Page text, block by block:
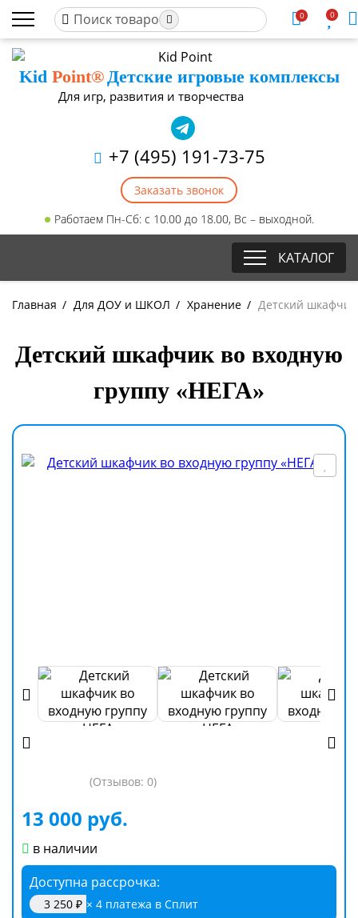
0 0
KidPoint®Детские игровые комплексы
Для игр, развития и творчества
+7 (495) 191-73-75
Заказать звонок
Работаем Пн-Сб: с 10.00 до 18.00, Вс – выходной.
КАТАЛОГ
Главная / Для ДОУ и ШКОЛ / Хранение / Детский
Детский шкафчик во входную
группу «НЕГА»
(Отзывов: 0)
13 000 руб.
в наличии
Доступна рассрочка
3 250 ₽ × 4 платежа в Сплит